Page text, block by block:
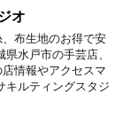
オ
布生地のお得で安
水戸市の手芸店、
情報やアクセスマ
キルティングスタジ